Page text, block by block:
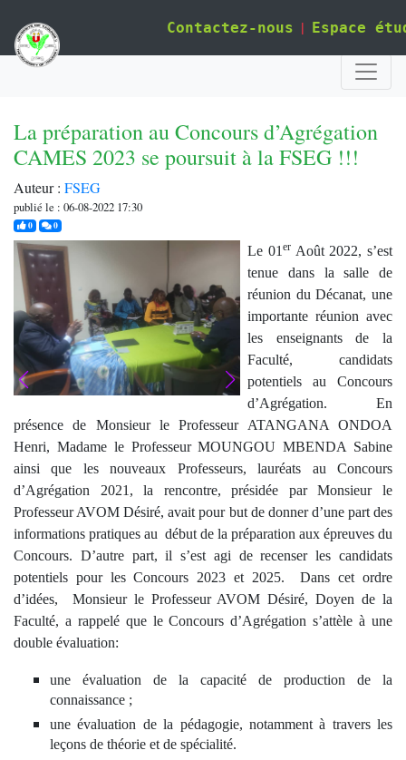
Contactez-nous | Espace
La préparation au Concours d’Agrégation
CAMES 2023 se poursuit à la FSEG !!!
Auteur : FSEG
publié le : 06-08-2022 17:30
0j'aime0commentaires
Le 01 erAoût 2022, s’est
tenue dans la salle de
réunion du Décanat, une
importante réunion avec
les enseignants de la
Faculté, candidats
potentiels au Concours
d’Agrégation. En
présence de Monsieur le Professeur ATANGANA ONDOA
Henri, Madame le Professeur MOUNGOU MBENDA Sabine
ainsi que les nouveaux Professeurs, lauréats au Concours
d’Agrégation 2021, la rencontre, présidée par Monsieur le
Professeur AVOM Désiré, avait pour but de donner d’une part des
informations pratiques au début de la préparation aux épreuves du
Concours. D’autre part, il s’est agi de recenser les candidats
potentiels pour les Concours 2023 et 2025. Dans cet ordre
d’idées, Monsieur le Professeur AVOM Désiré, Doyen de la
Faculté, a rappelé que le Concours d’Agrégation s’attèle à une
double évaluation:
une évaluation de la capacité de production de la
connaissance ;
une évaluation de la pédagogie, notamment à travers les
leçons de théorie et de spécialité.